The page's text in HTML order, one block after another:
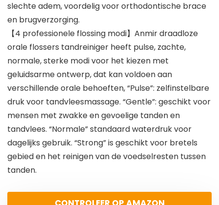
slechte adem, voordelig voor orthodontische brace
en brugverzorging.
【4 professionele flossing modi】Anmir draadloze
orale flossers tandreiniger heeft pulse, zachte,
normale, sterke modi voor het kiezen met
geluidsarme ontwerp, dat kan voldoen aan
verschillende orale behoeften, “Pulse”: zelfinstelbare
druk voor tandvleesmassage. “Gentle”: geschikt voor
mensen met zwakke en gevoelige tanden en
tandvlees. “Normale” standaard waterdruk voor
dagelijks gebruik. “Strong” is geschikt voor bretels
gebied en het reinigen van de voedselresten tussen
tanden.